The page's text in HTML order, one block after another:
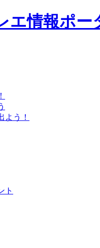
エ情報ポ
う！
ト